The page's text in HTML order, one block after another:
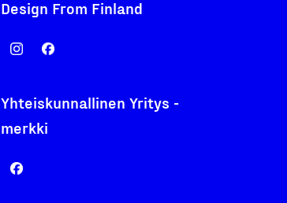
Design From Finland
Yhteiskunnallinen Yritys -
merkki